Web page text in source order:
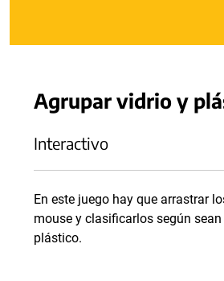
Agrupar vidrio y
Interactivo
En este juego hay que arrastrar
mouse y clasificarlos según
plástico.